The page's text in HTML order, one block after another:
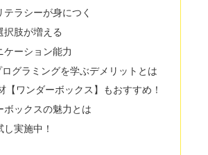
テラシーが身につく
択肢が増える
ケーション能力
グラミングを学ぶデメリットとは
【ワンダーボックス】もおすすめ！
ボックスの魅力とは
実施中！